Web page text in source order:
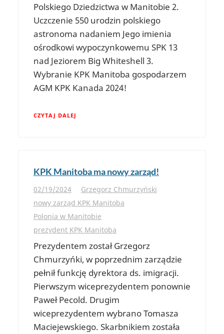
Polskiego Dziedzictwa w Manitobie 2.
Uczczenie 550 urodzin polskiego
astronoma nadaniem Jego imienia
ośrodkowi wypoczynkowemu SPK 13
nad Jeziorem Big Whiteshell 3.
Wybranie KPK Manitoba gospodarzem
AGM KPK Kanada 2024!
CZYTAJ DALEJ
KPK Manitoba ma nowy zarząd!
02/19/2024
Grzegorz Chmurzyński
nowy zarząd KPK Manitoba
Polonia w Manitobie
prezydent KPK Manitoba
Prezydentem został Grzegorz
Chmurzyńki, w poprzednim zarządzie
pełnił funkcję dyrektora ds. imigracji.
Pierwszym wiceprezydentem ponownie
Paweł Pecold. Drugim
wiceprezydentem wybrano Tomasza
Maciejewskiego. Skarbnikiem została